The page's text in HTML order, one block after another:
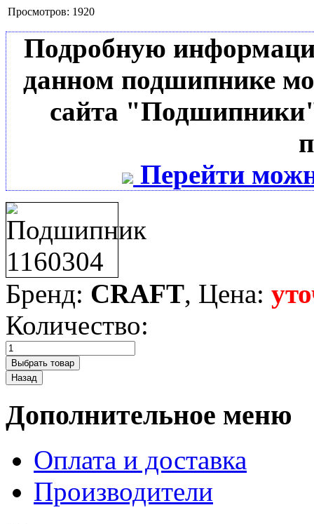
Просмотров: 1920
Подробную
данном подшипнике
сайта
Перейти
Бренд: CRAFT, Цена:
Количество:
Дополнительное меню
Оплата и доставка
Производители